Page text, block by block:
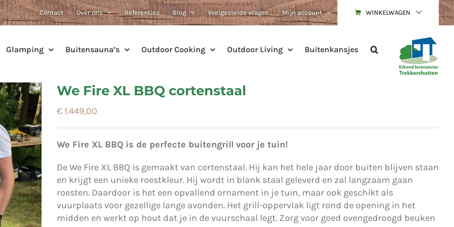
Contact Over ons Referenties Blog Veelgestelde vragen Mijn account WINKELWAGEN
Glamping Buitensauna’s Outdoor Cooking Outdoor Living Buitenkansjes
We Fire XL BBQ cortenstaal
€ 1.449,00
We Fire XL BBQ is de perfecte buitengrill voor je tuin!
De We Fire XL BBQ is gemaakt van cortenstaal. Hij kan het hele jaar door buiten blijven staan
en krijgt een unieke roestkleur. Hij wordt in blank staal geleverd en zal langzaam gaan
roesten. Daardoor is het een opvallend ornament in je tuin, maar ook geschikt als
vuurplaats voor gezellige lange avonden. Het grill-oppervlak ligt rond de opening in het
midden en werkt op hout dat je in de vuurschaal legt. Zorg voor goed ovengedroogd beuken